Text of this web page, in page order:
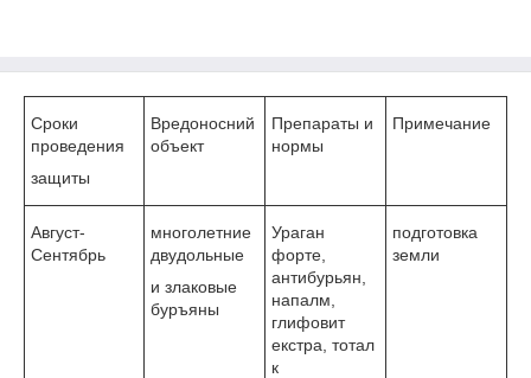
Сроки
проведения
защиты
Вредоносний
объект
Препараты и
нормы
Примечание
Август-
Сентябрь
многолетние
двудольные
и злаковые
буръяны
Ураган
форте,
антибурьян,
напалм,
глифовит
екстра, тотал
к
подготовка
земли